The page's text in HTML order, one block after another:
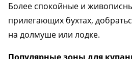
Более спокойные и
прилегающих бухтах,
на долмуше или лодке.